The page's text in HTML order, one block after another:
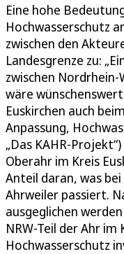
Eine hohe
Hochwasserschutz
zwischen den
Landesgrenze zu:
zwischen
wäre
Euskirchen auch
Anpassung,
„Das KAHR-
Oberahr im Kreis
Anteil daran, was
Ahrweiler passiert.
ausgeglichen
NRW-Teil der Ahr im
Hochwasserschutz